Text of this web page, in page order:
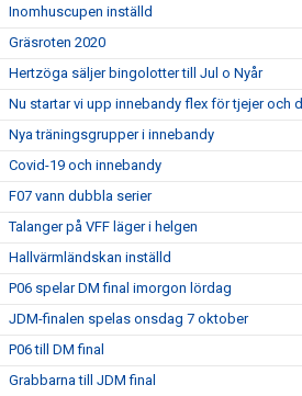
Inomhuscupen inställd
Gräsroten 2020
Hertzöga säljer bingolotter till Jul o Nyår
Nu startar vi upp innebandy flex för tjejer och
Nya träningsgrupper i innebandy
Covid-19 och innebandy
F07 vann dubbla serier
Talanger på VFF läger i helgen
Hallvärmländskan inställd
P06 spelar DM final imorgon lördag
JDM-finalen spelas onsdag 7 oktober
P06 till DM final
Grabbarna till JDM final